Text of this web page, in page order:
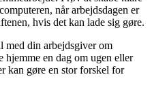
når arbejdsdagen er
hvis det kan lade sig gøre.
med din arbejdsgiver om
hjemme en dag om ugen eller
kan gøre en stor forskel for